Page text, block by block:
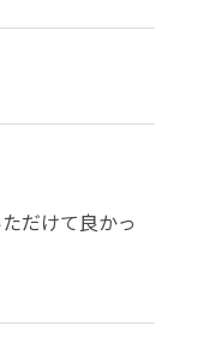
だけて良かっ